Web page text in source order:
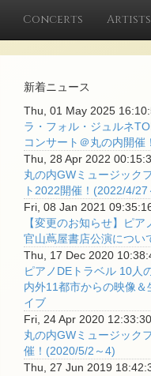
Concerts Artists
新着ニュース
Thu, 01 May 2025
ラ・フォル・ジュルネ
コンサート＠丸の内開催
Thu, 28 Apr 2022
丸の内GWミュージック
ト2022開催！(2022/4/27
Fri, 08 Jan 2021
【変更のお知らせ】ピ
官山蔦屋書店公演につい
Thu, 17 Dec 2020
ピアノDEトラベル 10人
内外11都市からの映像＆
イブ
Fri, 24 Apr 2020
丸の内GWミュージック
催！(2020/5/2～4)
Thu, 27 Jun 2019